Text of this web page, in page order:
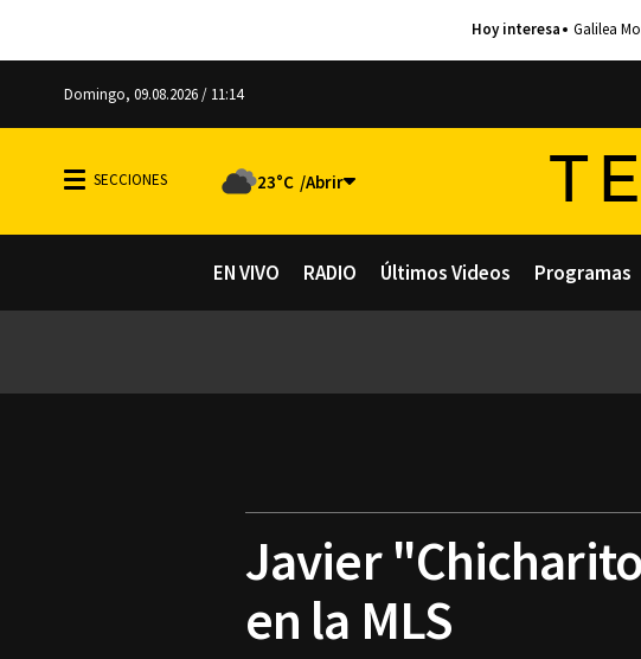
Galilea
Domingo, 09.08.2026 / 11:14
23°C
EN VIVO RADIO Últimos Videos Programas
Javier
en la MLS